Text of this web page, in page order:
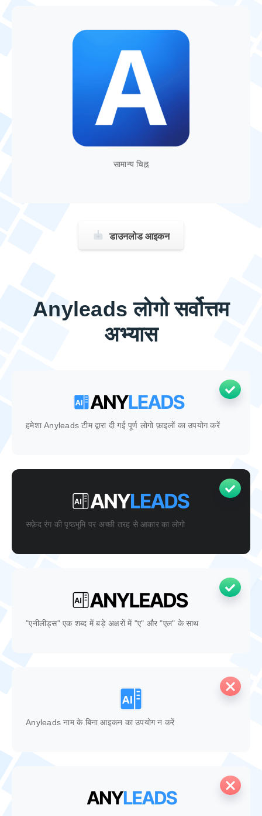
सामान्य चिह्न
डाउनलोड आइकन
Anyleads लोगो सर्वोत्तम
अभ्यास
हमेशा Anyleads टीम द्वारा दी गई पूर्ण लोगो फ़ाइलों का उपयोग करें
सफ़ेद रंग की पृष्ठभूमि पर अच्छी तरह से आकार का लोगो
"एनीलीड्स" एक शब्द में बड़े अक्षरों में "ए" और "एल" के साथ
Anyleads नाम के बिना आइकन का उपयोग न करें